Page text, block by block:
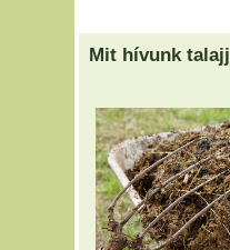
Mit hívunk